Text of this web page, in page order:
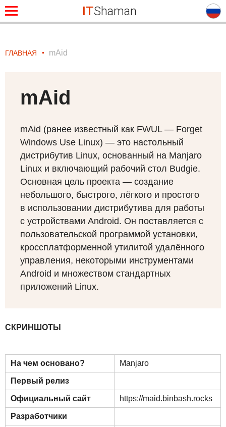
ITShaman
ГЛАВНАЯ mAid
mAid
mAid (ранее известный как FWUL— Forget
Windows Use Linux) — это настольный
дистрибутив Linux, основанный на Manjaro
Linux и включающий рабочий стол Budgie.
Основная цель проекта — создание
небольшого, быстрого, лёгкого и простого
в использовании дистрибутива для работы
с устройствами Android. Он поставляется с
пользовательской программой установки,
кроссплатформенной утилитой удалённого
управления, некоторыми инструментами
Android и множеством стандартных
приложений Linux.
СКРИНШОТЫ
На чем основано? Manjaro
Первый релиз
Официальный сайт https://maid.binbash.rocks
Разработчики